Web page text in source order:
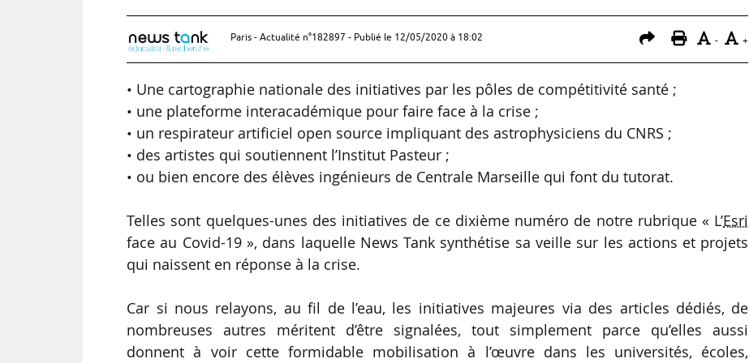
Paris - Actualité n°182897 - Publié le 12/05/2020 à 18:02 - +
• Une cartographie nationale des initiatives par les pôles de compétitivité santé ;
• une plateforme interacadémique pour faire face à la crise ;
• un respirateur artificiel open source impliquant des astrophysiciens du CNRS ;
• des artistes qui soutiennent l’Institut Pasteur ;
• ou bien encore des élèves ingénieurs de Centrale Marseille qui font du tutorat.
Telles sont quelques-unes des initiatives de ce dixième numéro de notre rubrique « L’Esri
face au Covid-19 », dans laquelle News Tank synthétise sa veille sur les actions et projets
qui naissent en réponse à la crise.
Car si nous relayons, au fil de l’eau, les initiatives majeures via des articles dédiés, de
nombreuses autres méritent d’être signalées, tout simplement parce qu’elles aussi
donnent à voir cette formidable mobilisation à l’œuvre dans les universités, écoles,